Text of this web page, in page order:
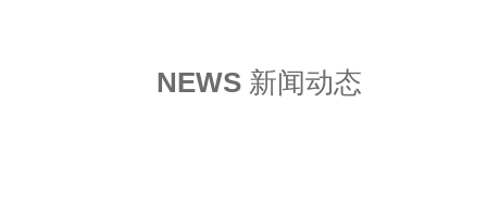
NEWS 新闻动态